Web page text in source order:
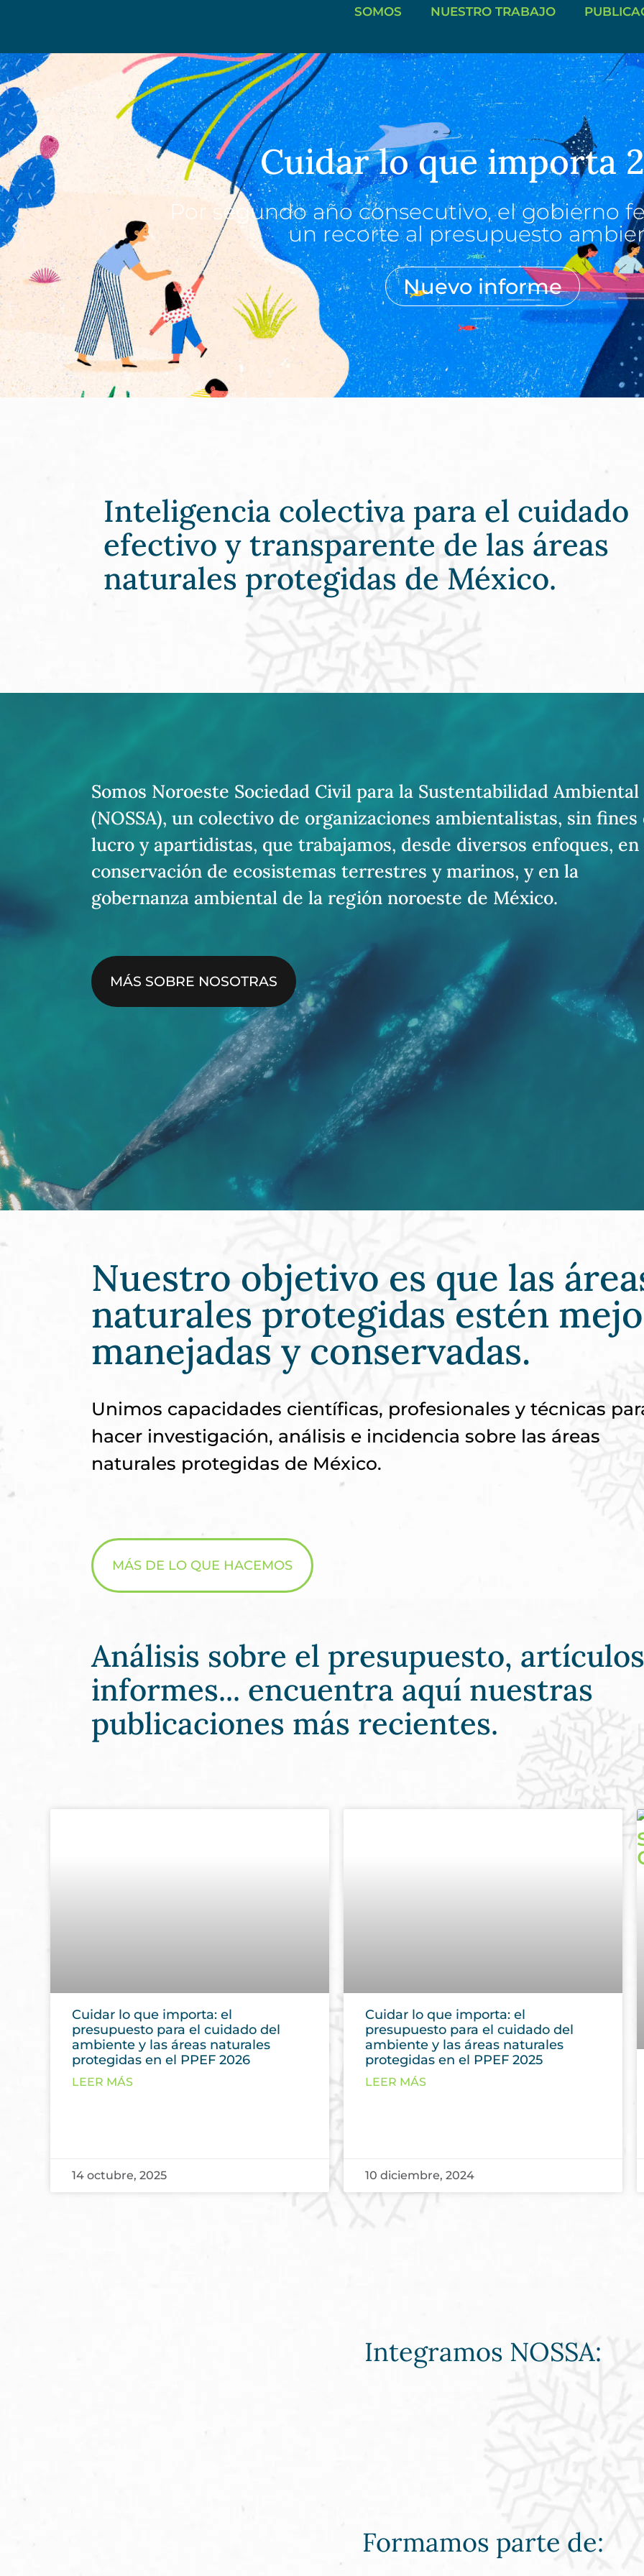
SOMOS NUESTRO TRABAJO
Cuidar lo que importa
Por segundo año consecutivo, el gobierno
un recorte al presupuesto
Nuevo informe
Inteligencia colectiva para el cuidado
efectivo y transparente de las áreas
naturales protegidas de México.
Somos Noroeste Sociedad Civil para la Sustentabilidad Ambiental
(NOSSA), un colectivo de organizaciones ambientalistas, sin fines
lucro y apartidistas, que trabajamos, desde diversos enfoques, en
conservación de ecosistemas terrestres y marinos, y en la
gobernanza ambiental de la región noroeste de México.
MÁS SOBRE NOSOTRAS
Nuestro objetivo es que las
naturales protegidas estén
manejadas y conservadas.
Unimos capacidades científicas, profesionales y técnicas
hacer investigación, análisis e incidencia sobre las áreas
naturales protegidas de México.
MÁS DE LO QUE HACEMOS
Análisis sobre el presupuesto,
informes... encuentra aquí nuestras
publicaciones más recientes.
Cuidar lo que importa: el
presupuesto para el cuidado del
ambiente y las áreas naturales
protegidas en el PPEF 2026
LEER MÁS
14 octubre, 2025
Cuidar lo que importa: el
presupuesto para el cuidado del
ambiente y las áreas naturales
protegidas en el PPEF 2025
LEER MÁS
10 diciembre, 2024
Integramos NOSSA:
Formamos parte de: